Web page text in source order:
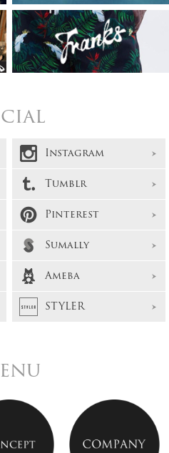
Instagram
Tumblr
Pinterest
Sumally
Ameba
STYLER